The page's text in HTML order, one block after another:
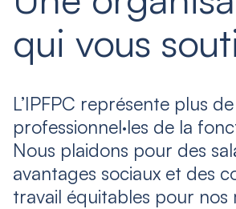
qui vous
L’IPFPC représente plus
professionnel·les de la
Nous plaidons pour des
avantages sociaux et des
travail équitables pour nos